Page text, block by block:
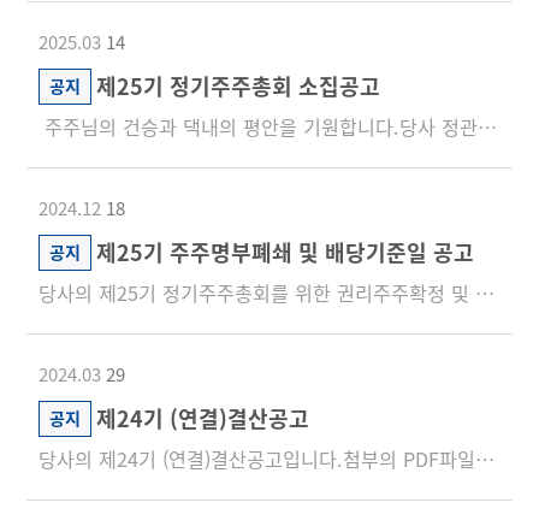
2025.03 14
공지 제25기 정기주주총회 소집공고
주주님의 건승과 댁내의 평안을 기원합니다.당사 정관 제24조에 의하여 제25기 정기주주총회를 아래와 같이 소집...
2024.12 18
공지 제25기 주주명부폐쇄 및 배당기준일 공고
당사의 제25기 정기주주총회를 위한 권리주주확정 및 현금배당 기준일 결정을 아래와 같이 공지합니다. 주주...
2024.0329
공지 제24기 (연결)결산공고
당사의 제24기 (연결)결산공고입니다.첨부의 PDF파일을 참조하시기 바랍니다.